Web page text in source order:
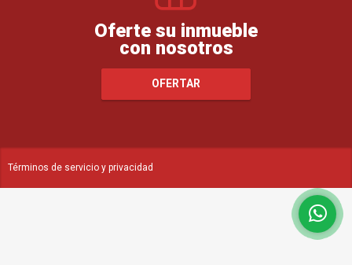
Oferte su inmueble
con nosotros
OFERTAR
Términos de servicio y privacidad